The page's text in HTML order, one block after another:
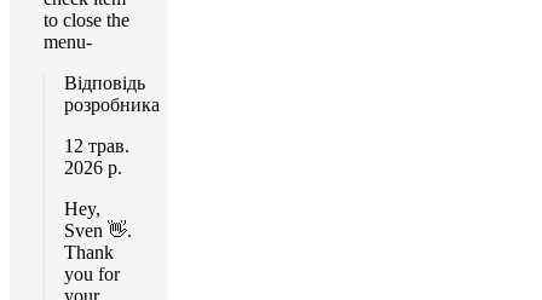
to close the
menu-
Відповідь
розробника
12 трав.
2026 р.
Hey,
Sven 👋.
Thank
you for
your